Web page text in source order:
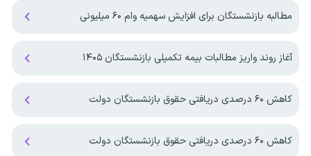
مطالبه بازنشستگان برای افزایش سهمیه‌ وام ۶۰ میلیونی
آغاز روند واریز مطالبات بیمه تکمیلی بازنشستگان ۱۴۰۵
کاهش ۶۰ درصدی دریافتی حقوق بازنشستگان دولت
کاهش ۶۰ درصدی دریافتی حقوق بازنشستگان دولت